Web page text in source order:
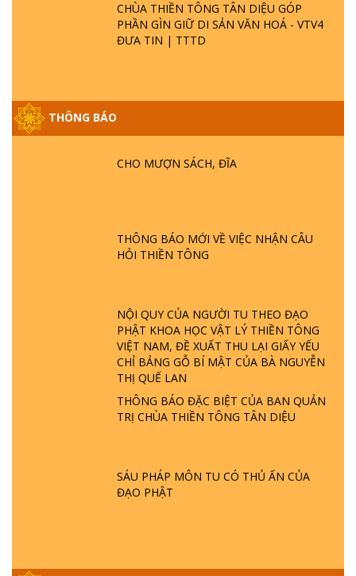
CHÙA THIỀN TÔNG TÂN DIỆU GÓP
PHẦN GÌN GIỮ DI SẢN VĂN HOÁ - VTV4
ĐƯA TIN | TTTD
THÔNG BÁO
CHO MƯỢN SÁCH, ĐĨA
THÔNG BÁO MỚI VỀ VIỆC NHẬN CÂU
HỎI THIỀN TÔNG
NỘI QUY CỦA NGƯỜI TU THEO ĐẠO
PHẬT KHOA HỌC VẬT LÝ THIỀN TÔNG
VIỆT NAM, ĐỀ XUẤT THU LẠI GIẤY YẾU
CHỈ BẢNG GỖ BÍ MẬT CỦA BÀ NGUYỄN
THỊ QUẾ LAN
THÔNG BÁO ĐẶC BIỆT CỦA BAN QUẢN
TRỊ CHÙA THIỀN TÔNG TÂN DIỆU
SÁU PHÁP MÔN TU CÓ THỦ ẤN CỦA
ĐẠO PHẬT
HỘI GÌ? TỬ VÌ ĐẠO
PHẬT GIỚI CÓ THỜI GIAN KHÔNG? |
TTTD
LÀ AI? QUỶ SA TĂNG? | TTTD
GIẢI ĐÁP THIỀN TÔNG ĐẶC BIỆT P22 - TẠI
SAO TRÁI ĐẤT NHIỀU THIÊN TAI - LŨ LỤT